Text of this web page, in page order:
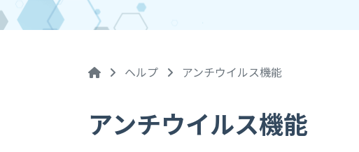
ヘルプ アンチウイルス機能
アンチウイルス機能